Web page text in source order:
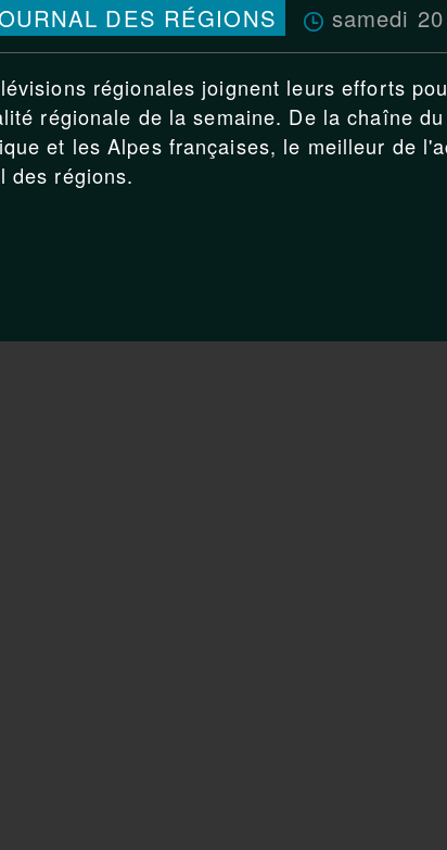
DES RÉGIONS samedi
régionales joignent leurs efforts
régionale de la semaine. De la chaîne
et les Alpes françaises, le meilleur de
des régions.